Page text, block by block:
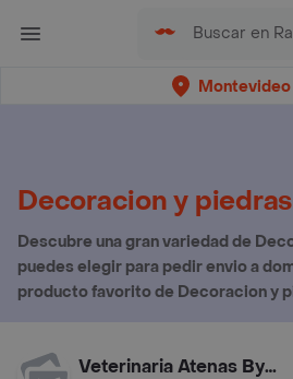
Montevideo
Decoracion y piedras
Descubre una gran variedad de
puedes elegir para pedir envio a
producto favorito de Decoracion y
Veterinaria Atenas By Palermo